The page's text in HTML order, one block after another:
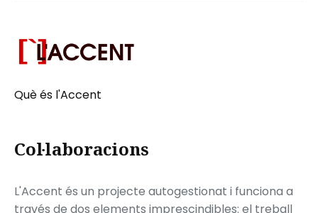
Què és l'Accent
Col·laboracions
L'Accent és un projecte autogestionat i funciona a
través de dos elements imprescindibles: el treball